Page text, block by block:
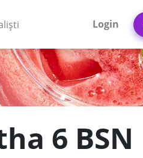
Login
6 BSN